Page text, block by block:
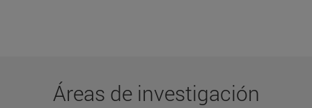
Áreas de investigación